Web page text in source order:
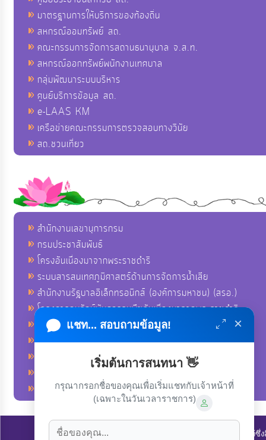
มาตรฐานการให้บริการของท้องถิ่น
สหกรณ์ออมทรัพย์ สถ.
คณะกรรมการจัดการสถานธนานุบาล จ.ส.ท.
สหกรณ์ออกทรัพย์พนักงานเทศบาล
กลุ่มพัฒนาระบบบริหาร
ศูนย์บริการข้อมูล สถ.
e-LAAS KM
เครือข่ายคณะกรรมการตรวจสอบทางวินัย
สถ.ชวนเที่ยว
สำนักงานเลขานุการกรม
กรมประชาสัมพันธ์
โครงอันเนื่องมาจากพระราชดำริ
ระบบสารสนเทศภูมิศาสตร์ด้านการจัดการน้ำเสีย
สำนักงานรัฐบาลอิเล็กทรอนิกส์ (องค์การมหาชน) (สรอ.)
โครงการอนุรักษ์พันธุกรรมพืชอันเนื่องมาจากพระราชดำริ
คลังข่าวมหาไทย
คู่มือตาม พ.ร.บ.อำนวยความสดวกฯ
ฐานข้อมูลหน่วยงานภาครัฐ (INFO)
ศูนย์อำนวยการบริหารจังหวัดชายแดนภาคใต้ ศอ.บต.
ลิขสิทธิ์ © 2022-2023 องค์การบริหารส่วนตำบลนาโพธิ์. ขอสงวนไว้
แชท... สอบถามข้อมูล! ×
เริ่มต้นการสนทนา 👋
กรุณากรอกชื่อของคุณเพื่อเริ่มแชทกับเจ้าหน้าที่
(เฉพาะในวันเวลาราชการ)